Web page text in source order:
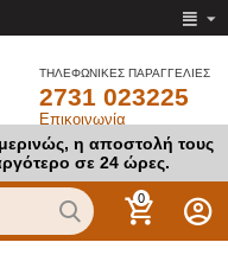
ΤΗΛΕΦΩΝΙΚΕΣ ΠΑΡΑΓΓΕΛΙΕΣ
2731 023225
Επικοινωνία
η αποστολή τους
σε 24 ώρες.
0